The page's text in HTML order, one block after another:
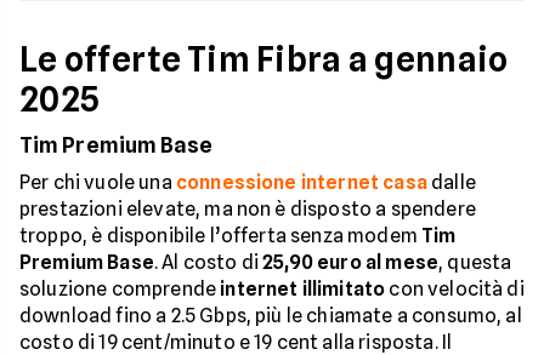
Le offerte Tim Fibra a gennaio
2025
Tim Premium Base
Per chi vuole una connessione internet casadalle
prestazioni elevate, ma non è disposto a spendere
troppo, è disponibile l’offerta senza modem Tim
Premium Base. Al costo di25,90 euro al mese, questa
soluzione comprende internet illimitato con velocità di
download fino a 2.5 Gbps, più le chiamate a consumo, al
costo di 19 cent/minuto e 19 cent alla risposta. Il